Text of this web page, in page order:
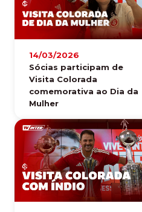
14/03/2026
Sócias participam de
Visita Colorada
comemorativa ao Dia da
Mulher